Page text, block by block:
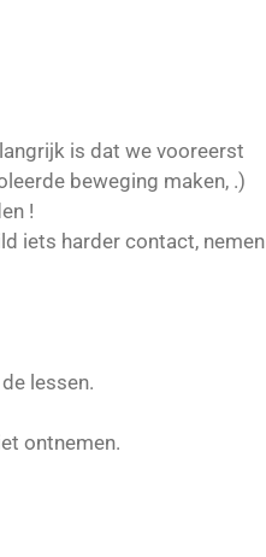
is dat we vooreerst
beweging maken, .)
!
iets harder contact, nemen
lessen.
ontnemen.